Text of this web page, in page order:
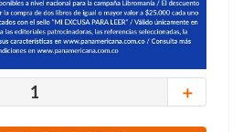
＋